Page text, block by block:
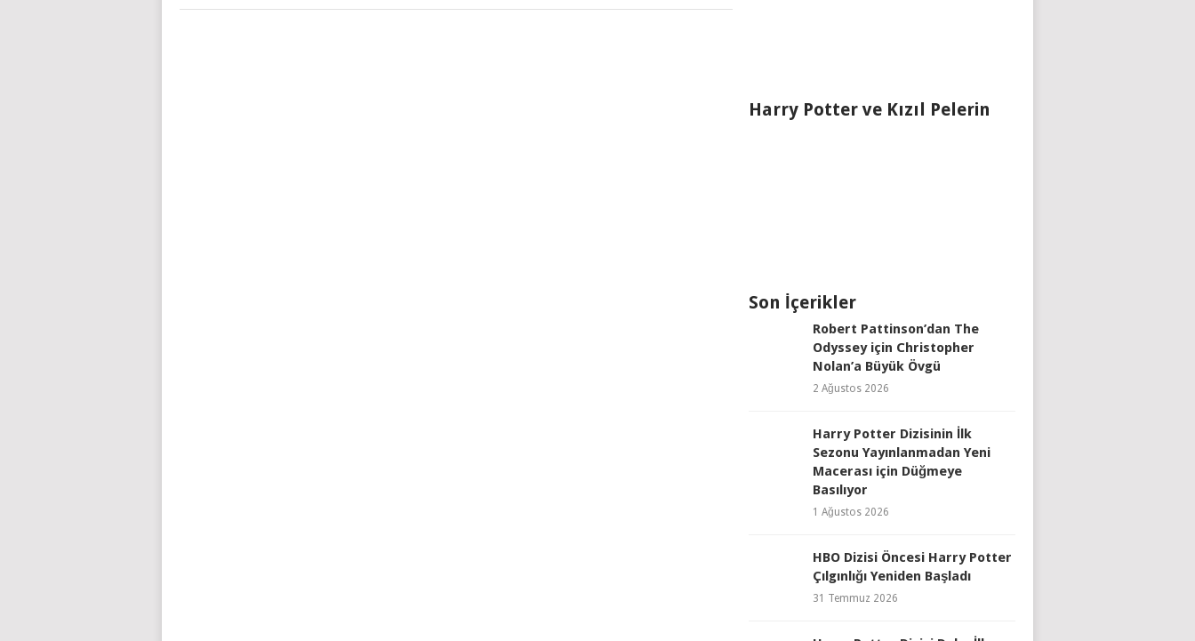
Harry Potter ve Kızıl Pelerin
Son İçerikler
Robert Pattinson’dan The
Odyssey için Christopher
Nolan’a Büyük Övgü
2 Ağustos 2026
Harry Potter Dizisinin İlk
Sezonu Yayınlanmadan Yeni
Macerası için Düğmeye
Basılıyor
1 Ağustos 2026
HBO Dizisi Öncesi Harry Potter
Çılgınlığı Yeniden Başladı
31 Temmuz 2026